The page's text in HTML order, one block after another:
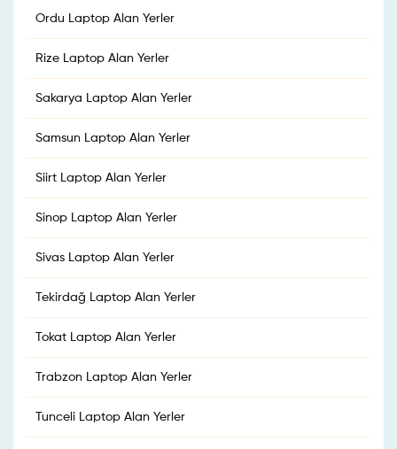
Ordu Laptop Alan Yerler
Rize Laptop Alan Yerler
Sakarya Laptop Alan Yerler
Samsun Laptop Alan Yerler
Siirt Laptop Alan Yerler
Sinop Laptop Alan Yerler
Sivas Laptop Alan Yerler
Tekirdağ Laptop Alan Yerler
Tokat Laptop Alan Yerler
Trabzon Laptop Alan Yerler
Tunceli Laptop Alan Yerler